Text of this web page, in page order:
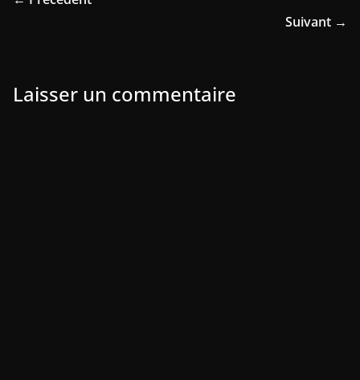
Suivant →
Laisser un commentaire